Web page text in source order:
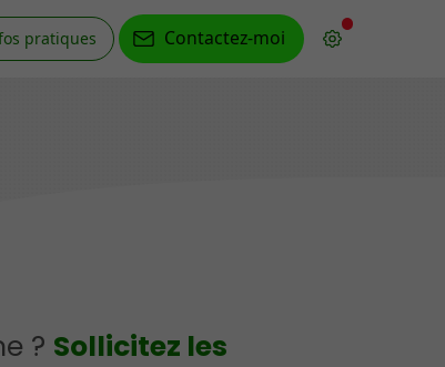
pratiques Contactez-moi
? Sollicitez les